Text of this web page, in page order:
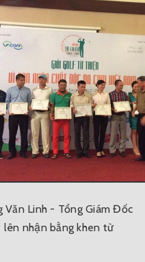
- Tổng Giám Đốc
nhận bằng khen từ